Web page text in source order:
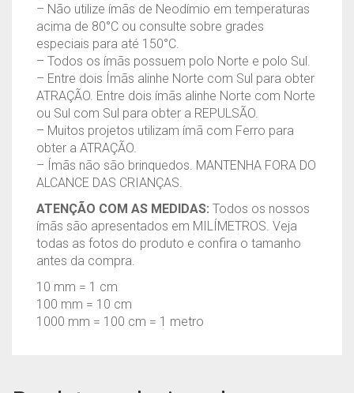
– Não utilize ímãs de Neodímio em temperaturas
acima de 80°C ou consulte sobre grades
especiais para até 150°C.
– Todos os ímãs possuem polo Norte e polo Sul.
– Entre dois Ímãs alinhe Norte com Sul para obter
ATRAÇÃO. Entre dois ímãs alinhe Norte com Norte
ou Sul com Sul para obter a REPULSÃO.
– Muitos projetos utilizam ímã com Ferro para
obter a ATRAÇÃO.
– Ímãs não são brinquedos. MANTENHA FORA DO
ALCANCE DAS CRIANÇAS.
ATENÇÃO COM AS MEDIDAS: Todos os nossos
ímãs são apresentados em MILÍMETROS. Veja
todas as fotos do produto e confira o tamanho
antes da compra.
10 mm = 1 cm
100 mm = 10 cm
1000 mm = 100 cm = 1 metro